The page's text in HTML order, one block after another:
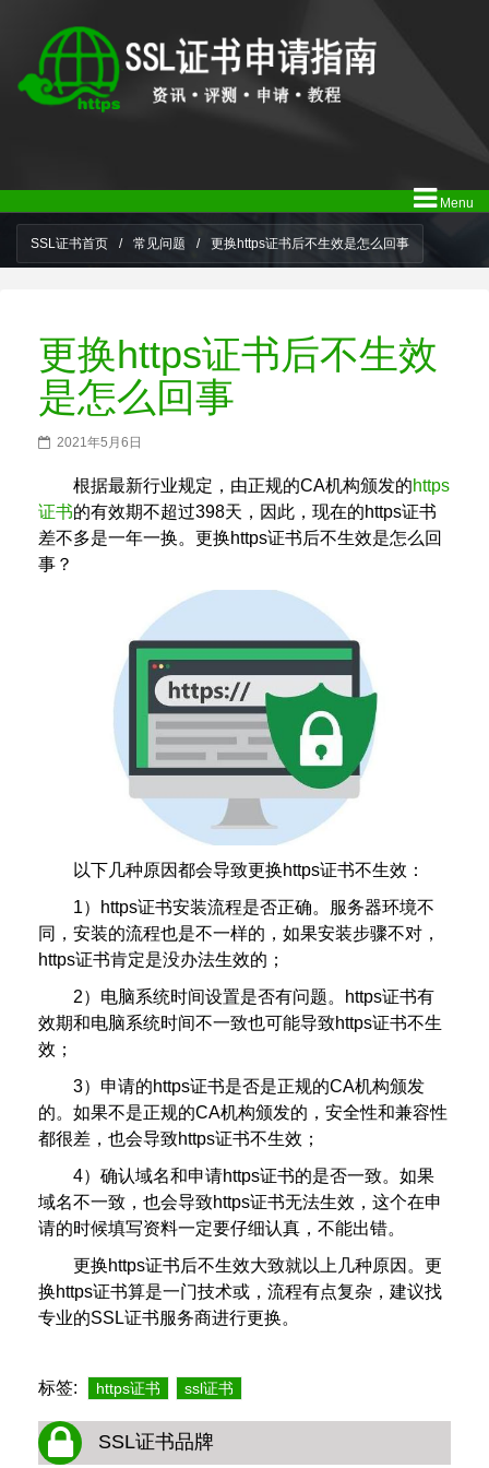
Menu
SSL证书首页 / 常见问题 / 更换https证书后不生效是怎么回事
更换https证书后不生效
是怎么回事
2021年5月6日
根据最新行业规定，由正规的CA机构颁发的https
证书的有效期不超过398天，因此，现在的https证书
差不多是一年一换。更换https证书后不生效是怎么回
事？
以下几种原因都会导致更换https证书不生效：
1）https证书安装流程是否正确。服务器环境不
同，安装的流程也是不一样的，如果安装步骤不对，
https证书肯定是没办法生效的；
2）电脑系统时间设置是否有问题。https证书有
效期和电脑系统时间不一致也可能导致https证书不生
效；
3）申请的https证书是否是正规的CA机构颁发
的。如果不是正规的CA机构颁发的，安全性和兼容性
都很差，也会导致https证书不生效；
4）确认域名和申请https证书的是否一致。如果
域名不一致，也会导致https证书无法生效，这个在申
请的时候填写资料一定要仔细认真，不能出错。
更换https证书后不生效大致就以上几种原因。更
换https证书算是一门技术或，流程有点复杂，建议找
专业的SSL证书服务商进行更换。
标签: https证书 ssl证书
SSL证书品牌